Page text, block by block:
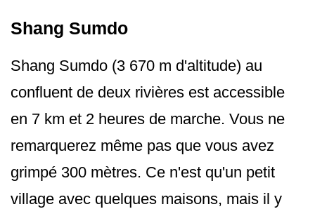
Shang Sumdo
Shang Sumdo (3 670 m d'altitude) au
confluent de deux rivières est accessible
en 7 km et 2 heures de marche. Vous ne
remarquerez même pas que vous avez
grimpé 300 mètres. Ce n'est qu'un petit
village avec quelques maisons, mais il y